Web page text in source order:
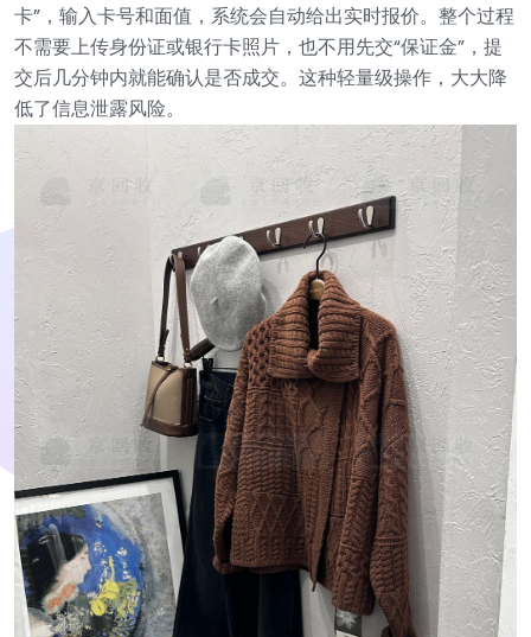
卡”，输入卡号和面值，系统会自动给出实时报价。整个过程
不需要上传身份证或银行卡照片，也不用先交“保证金”，提
交后几分钟内就能确认是否成交。这种轻量级操作，大大降
低了信息泄露风险。